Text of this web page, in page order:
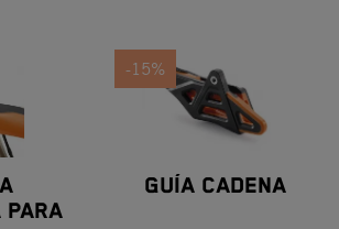
PARA
-15%
GUÍA CADENA